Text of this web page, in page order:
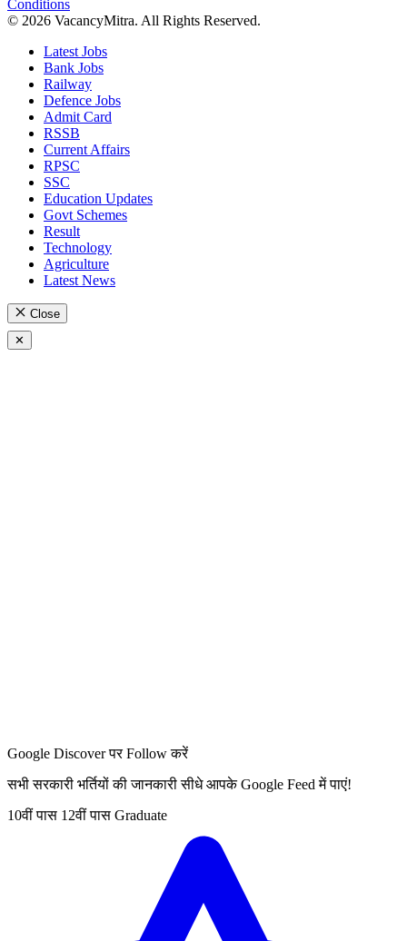
Conditions
© 2026 VacancyMitra. All Rights Reserved.
Latest Jobs
Bank Jobs
Railway
Defence Jobs
Admit Card
RSSB
Current Affairs
RPSC
SSC
Education Updates
Govt Schemes
Result
Technology
Agriculture
Latest News
Close
✕
Google Discover पर Follow करें
सभी सरकारी भर्तियों की जानकारी सीधे आपके Google Feed में पाएं!
10वीं पास 12वीं पास Graduate